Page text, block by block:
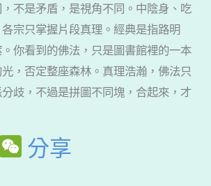
不是矛盾，是視角不同。中陰身、吃
宗只掌握片段真理。經典是指路明
你看到的佛法，只是圖書館裡的一本
，否定整座森林。真理浩瀚，佛法只
歧，不過是拼圖不同塊，合起來，才
Li W
e
分享